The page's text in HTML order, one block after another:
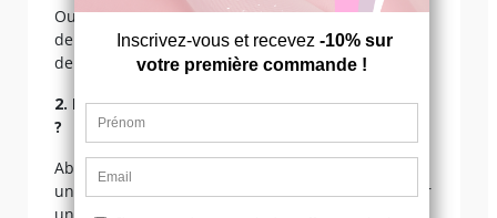
Oui, ce modèle taille normalement. Si tu es entre
deux pointures, prends celle du dessus pour plus
de
confort.
2. Puis-je les porter longtemps sans avoir mal
?
Absolument. Leur hauteur est étudiée pour offrir
un
bon maintiensans agresser la cambrure. Pour